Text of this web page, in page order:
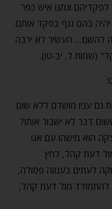
ונתנו איש כפר
בהם נגף בפקד אותם.
להשם… העשיר לא ירבה
(שמות ל, יב-טו).
גם עניו מושלם ללא שום
דבר לא ישבור אותו?
הוא מישהו עם אגו
דעת קהל, לחץ
לעתים בענווה פסולה,
להתמודד מול דעת קהל,